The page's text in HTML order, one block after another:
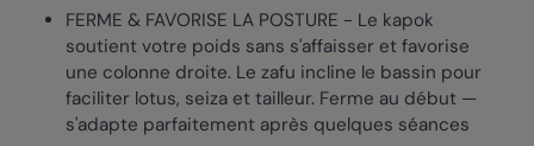
FERME & FAVORISE LA POSTURE - Le kapok
soutient votre poids sans s'affaisser et favorise
une colonne droite. Le zafu incline le bassin pour
faciliter lotus, seiza et tailleur. Ferme au début —
s'adapte parfaitement après quelques séances